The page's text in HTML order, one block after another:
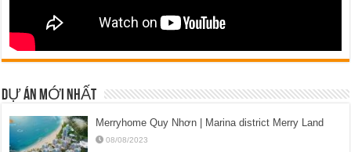
DỰ ÁN MỚI NHẤT
Merryhome Quy Nhơn | Marina district Merry Land
08/08/2023